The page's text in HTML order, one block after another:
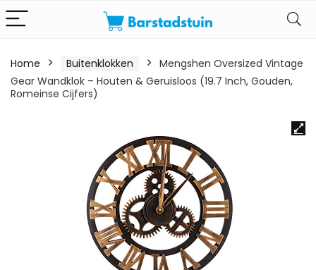
Home Buitenklokken
Mengshen Oversized Vintage
Gear Wandklok – Houten & Geruisloos (19.7 Inch, Gouden,
Romeinse Cijfers)